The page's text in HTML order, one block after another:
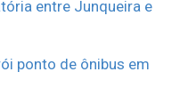
entre Junqueira e
ponto de ônibus em